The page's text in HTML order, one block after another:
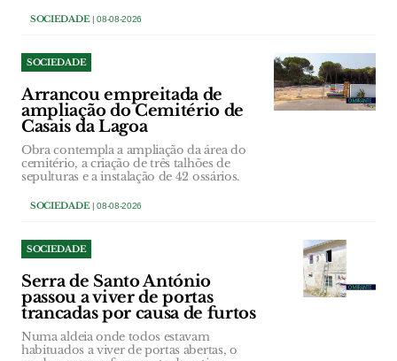
SOCIEDADE| 08-08-2026
SOCIEDADE
Arrancou empreitada de
ampliação do Cemitério de
Casais da Lagoa
Obra contempla a ampliação da área do
cemitério, a criação de três talhões de
sepulturas e a instalação de 42 ossários.
SOCIEDADE| 08-08-2026
SOCIEDADE
Serra de Santo António
passou a viver de portas
trancadas por causa de furtos
Numa aldeia onde todos estavam
habituados a viver de portas abertas, o